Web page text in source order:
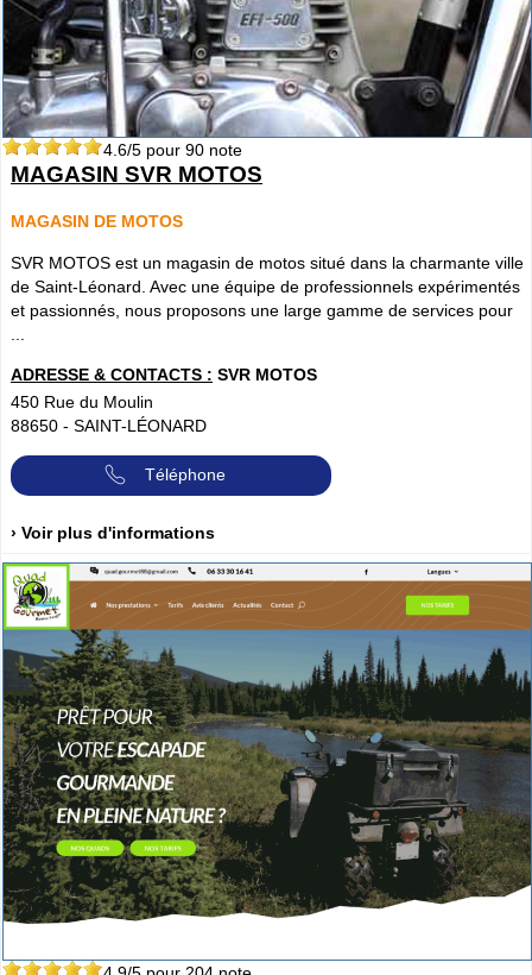
4.6/5 pour 90 note
MAGASIN SVR MOTOS
MAGASIN DE MOTOS
SVR MOTOS est un magasin de motos situé dans la charmante ville
de Saint-Léonard. Avec une équipe de professionnels expérimentés
et passionnés, nous proposons une large gamme de services pour
ADRESSE & CONTACTS : SVR MOTOS
450 Rue du Moulin
88650 - SAINT-LÉONARD
Téléphone
› Voir plus d'informations